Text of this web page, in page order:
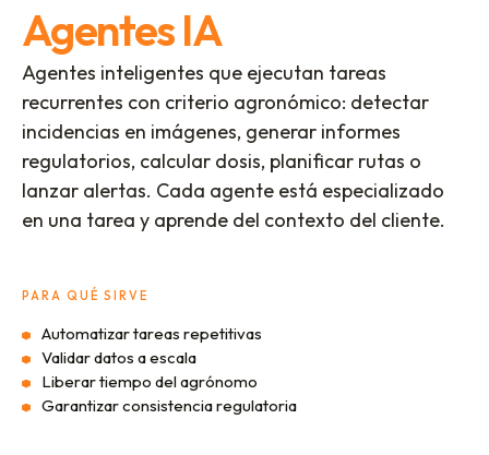
Agentes IA
Agentes inteligentes que ejecutan tareas
recurrentes con criterio agronómico: detectar
incidencias en imágenes, generar informes
regulatorios, calcular dosis, planificar rutas o
lanzar alertas. Cada agente está especializado
en una tarea y aprende del contexto del cliente.
PARA QUÉ SIRVE
Automatizar tareas repetitivas
Validar datos a escala
Liberar tiempo del agrónomo
Garantizar consistencia regulatoria